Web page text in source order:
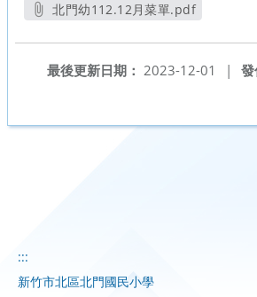
北門幼112.12月菜單.pdf
發
最後更新日期： 2023-12-01
|
:::
新竹市北區北門國民小學